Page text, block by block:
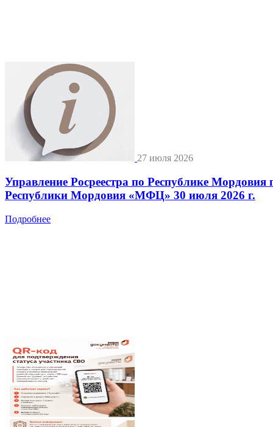
27 июля 2026
Управление Росреестра по Республике
Республики Мордовия «МФЦ» 30 июля 2026 г.
Подробнее